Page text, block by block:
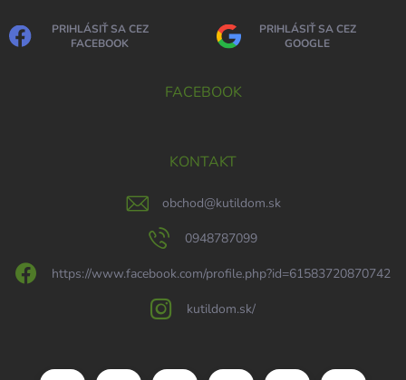
PRIHLÁSIŤ SA CEZ
FACEBOOK
PRIHLÁSIŤ SA CEZ
GOOGLE
FACEBOOK
KONTAKT
obchod@kutildom.sk
0948787099
https://www.facebook.com/profile.php?id=61583720870742
kutildom.sk/